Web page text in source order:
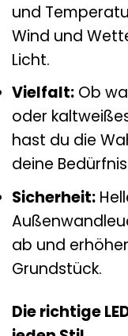
und
Wind und
Licht.
Vielfalt: Ob
oder
hast du die
deine
Sicherheit:
ab und
Grundstück.
Die richtige